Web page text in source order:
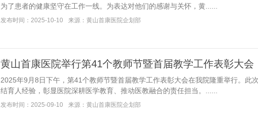
为了患者的健康坚守在工作一线。为表达对他们的感谢与关怀，黄......
发布时间：2025-10-10 来源：黄山首康医院企划部
黄山首康医院举行第41个教师节暨首届教学工作表彰大会​​
2025年9月8日下午，第41个教师节暨首届教学工作表彰大会在我院隆重举行。此
结育人经验，彰显医院深耕医学教育、推动医教融合的责任担当。......
发布时间：2025-09-10 来源：黄山首康医院企划部